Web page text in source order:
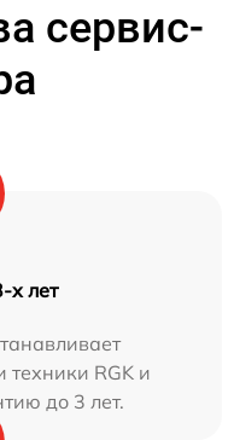
сервис-
х лет
техники RGK и
до 3 лет.